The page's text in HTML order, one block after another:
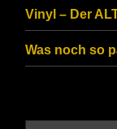
Vinyl – Der
Was noch so